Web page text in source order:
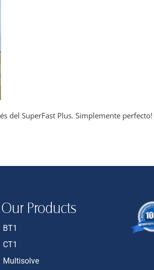
del SuperFast Plus. Simplemente perfecto!
Our Products
BT1
CT1
Multisolve